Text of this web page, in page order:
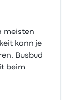
meisten
kann je
Busbud
beim